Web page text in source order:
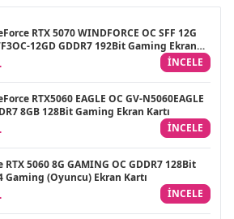
RTX 5070 WINDFORCE OC SFF 12G
12GD GDDR7 192Bit Gaming Ekran
INCELE
RTX5060 EAGLE OC GV-N5060EAGLE
8GB 128Bit Gaming Ekran Kartı
INCELE
RTX 5060 8G GAMING OC GDDR7 128Bit
Gaming (Oyuncu) Ekran Kartı
INCELE